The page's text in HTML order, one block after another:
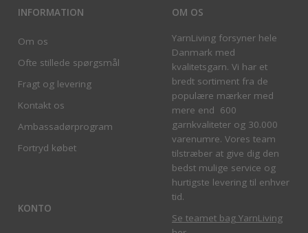
INFORMATION
Om os
Ofte stillede spørgsmål
Fragt og levering
Kontakt os
Ambassadørprogram
Fortryd købet
KONTO
OM OS
YarnLiving forsyner hele
Danmark med
kvalitetsgarn. Vi har et
bredt sortiment fra de
populære mærker med
mere end 600
garnkvaliteter og 30.000
varenumre. Vores team
tilstræber at give dig den
bedst mulige service og
hurtigste levering til enhver
tid.
Se teamet bag YarnLiving